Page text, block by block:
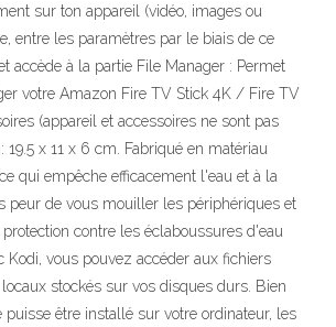
sur ton appareil (vidéo, images ou
entre les paramètres par le biais de ce
accède à la partie File Manager : Permet
votre Amazon Fire TV Stick 4K / Fire TV
(appareil et accessoires ne sont pas
19.5 x 11 x 6 cm. Fabriqué en matériau
qui empêche efficacement l'eau et à la
peur de vous mouiller les périphériques et
protection contre les éclaboussures d'eau
Kodi, vous pouvez accéder aux fichiers
stockés sur vos disques durs. Bien
être installé sur votre ordinateur, les